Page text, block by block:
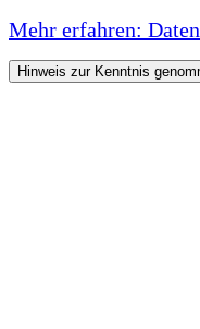
Mehr erfahren:
Hinweis zur Kenntnis